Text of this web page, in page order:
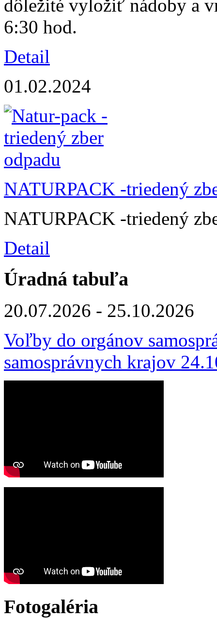
dôležité vyložiť nádoby a
6:30 hod.
Detail
01.02.2024
NATURPACK -triedený
NATURPACK -triedený
Detail
Úradná tabuľa
20.07.2026 - 25.10.2026
Voľby do orgánov
samosprávnych krajov
Fotogaléria